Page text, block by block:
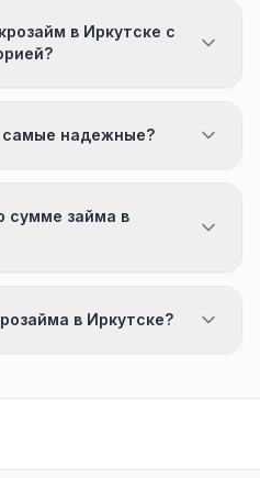
в Иркутске с
надежные?
сумме займа в
в Иркутске?